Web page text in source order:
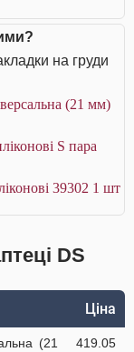
на груди
(21 мм)
S пара
39302 1 шт
DS
Ціна
(21
419.05